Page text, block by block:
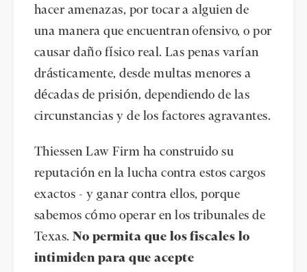
hacer amenazas, por tocar a alguien de
una manera que encuentran ofensivo, o por
causar daño físico real. Las penas varían
drásticamente, desde multas menores a
décadas de prisión, dependiendo de las
circunstancias y de los factores agravantes.
Thiessen Law Firm ha construido su
reputación en la lucha contra estos cargos
exactos - y ganar contra ellos, porque
sabemos cómo operar en los tribunales de
Texas. No permita que los fiscales lo
intimiden para que acepte